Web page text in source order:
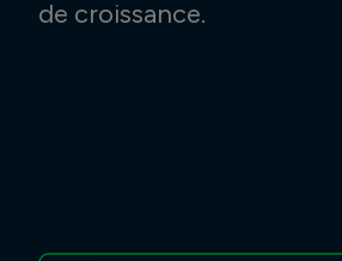
de croissance.